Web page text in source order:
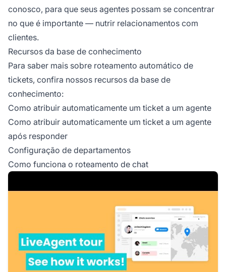
conosco, para que seus agentes possam se concentrar
no que é importante — nutrir relacionamentos com
clientes.
Recursos da base de conhecimento
Para saber mais sobre roteamento automático de
tickets, confira nossos recursos da base de
conhecimento:
Como atribuir automaticamente um ticket a um agente
Como atribuir automaticamente um ticket a um agente
após responder
Configuração de departamentos
Como funciona o roteamento de chat